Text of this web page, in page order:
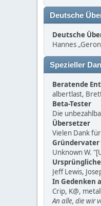
Deutsche
Deutsche
Hannes
Spezieller
Beratende
albertlast,
Beta-Tester
Die
Übersetzer
Vielen Dank
Gründervater
Unknown W.
Jeff Lewis,
In Gedenken
Crip, K@,
An alle, die wir